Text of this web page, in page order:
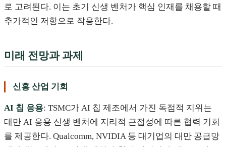
로 고려된다. 이는 초기 신생 벤처가 핵심 인재를 채용할 때
추가적인 저항으로 작용한다.
미래 전망과 과제
신흥 산업 기회
AI 칩 응용: TSMC가 AI 칩 제조에서 가진 독점적 지위는
대만 AI 응용 신생 벤처에 지리적 근접성에 따른 협력 기회
를 제공한다. Qualcomm, NVIDIA 등 대기업의 대만 공급망